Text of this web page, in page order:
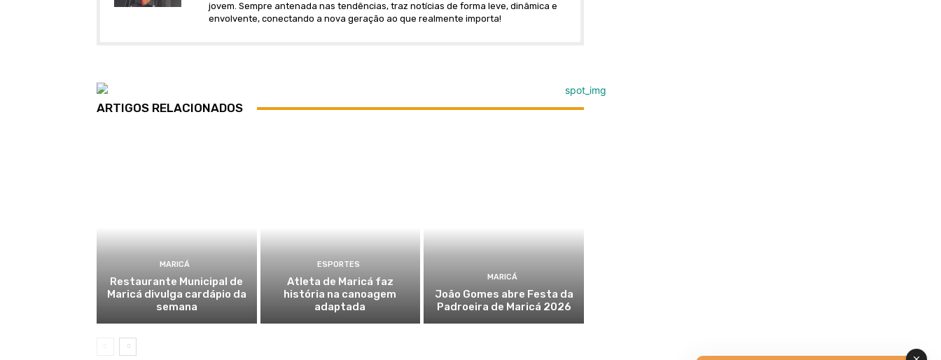
jovem. Sempre antenada nas tendências, traz notícias de forma leve, dinâmica e
envolvente, conectando a nova geração ao que realmente importa!
ARTIGOS RELACIONADOS
MARICÁ
Restaurante Municipal de
Maricá divulga cardápio da
semana
ESPORTES
Atleta de Maricá faz
história na canoagem
adaptada
MARICÁ
João Gomes abre Festa da
Padroeira de Maricá 2026